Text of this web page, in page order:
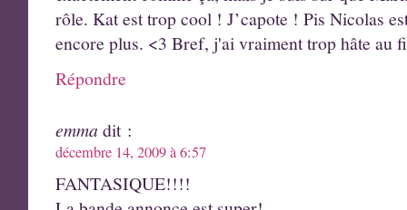
rôle. Kat est trop cool ! J’capote ! Pis Nicolas
encore plus. <3 Bref, j'ai vraiment trop hâte au
Répondre
emma dit :
décembre 14, 2009 à 6:57
FANTASIQUE!!!!